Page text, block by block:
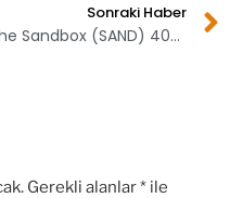
Sonraki Haber
The Sandbox (SAND) 400 milyon dolarlık yatırım alabilir
Gerekli alanlar* ile